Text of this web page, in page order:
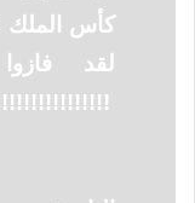
كأس